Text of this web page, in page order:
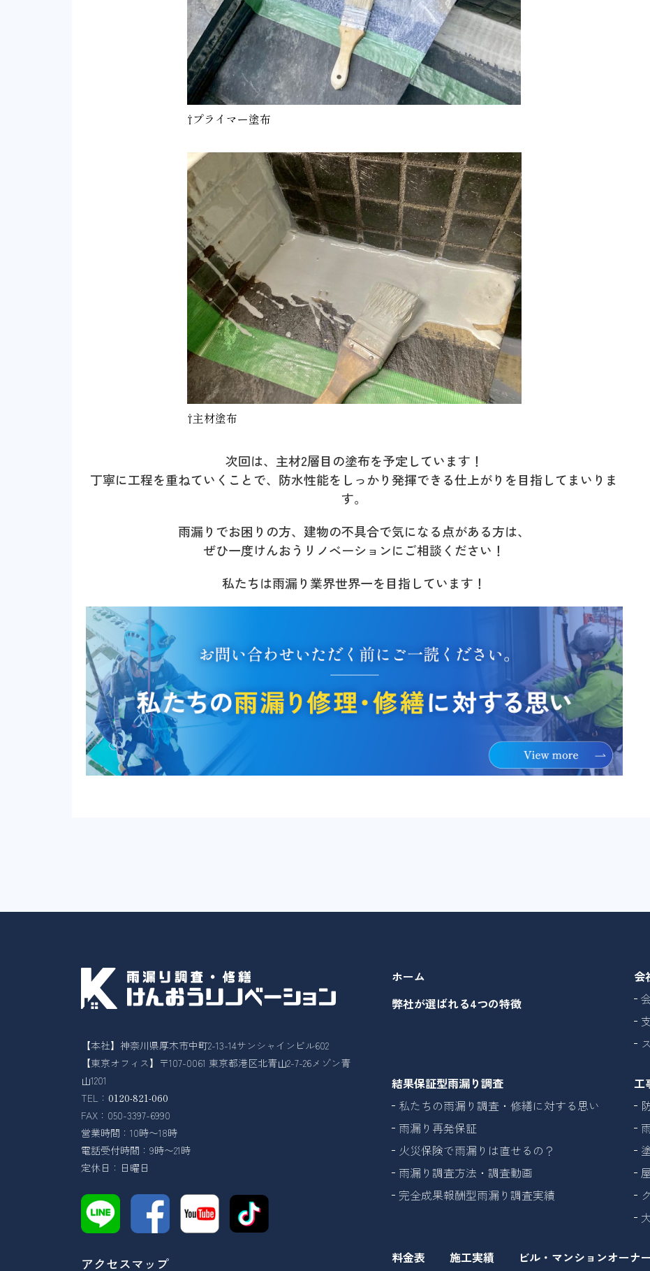
⇧プライマー塗布
⇧主材塗布
次回は、主材2層目の塗布を予定しています！
丁寧に工程を重ねていくことで、防水性能をしっかり発揮できる仕上がりを目指してまいりま
す。
雨漏りでお困りの方、建物の不具合で気になる点がある方は、
ぜひ一度けんおうリノベーションにご相談ください！
私たちは雨漏り業界世界一を目指しています！
【本社】神奈川県厚木市中町2-13-14サンシャインビル602
【東京オフィス】〒107-0061 東京都港区北青山2-7-26メゾン青
山1201
TEL： 0120-821-060
FAX：050-3397-6990
営業時間：10時〜18時
電話受付時間：9時〜21時
定休日：日曜日
アクセスマップ
ホーム
弊社が選ばれる4つの特徴
会
結果保証型雨漏り調査
私たちの雨漏り調査・修繕に対する思い
雨漏り再発保証
火災保険で雨漏りは直せるの？
雨漏り調査方法・調査動画
完全成果報酬型雨漏り調査実績
工
料金表 施工実績 ビル・マンションオーナ